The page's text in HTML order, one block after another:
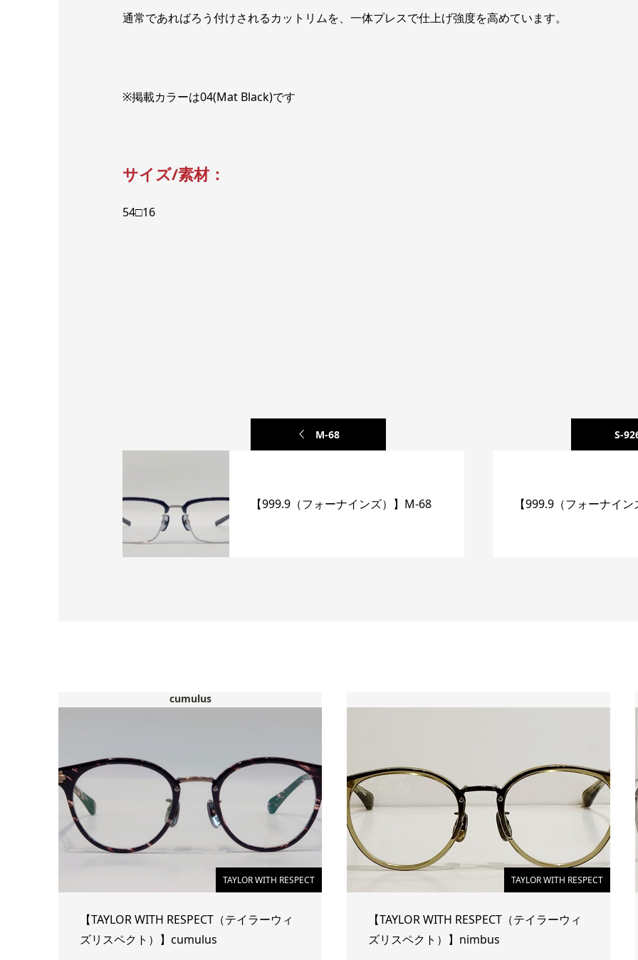
通常であればろう付けされるカットリムを、一体プレスで仕上げ強度を高めています。
※掲載カラーは04(Mat Black)です
サイズ/素材：
54□16
M-68
【999.9（フォーナインズ）】M-68
S-
【999.9（フォーナイ
cumulus
TAYLOR WITH RESPECT
【TAYLOR WITH RESPECT（テイラーウィ
ズリスペクト）】cumulus
TAYLOR WITH RESPECT
【TAYLOR WITH RESPECT（テイラーウィ
ズリスペクト）】nimbus